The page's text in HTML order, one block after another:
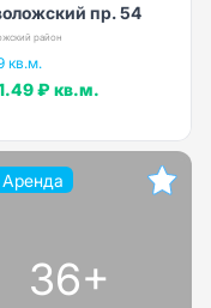
пр. 54
район
кв.м.
₽ кв.м.
Аренда
36+